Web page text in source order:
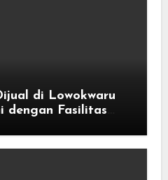
di Lowokwaru
dengan Fasilitas